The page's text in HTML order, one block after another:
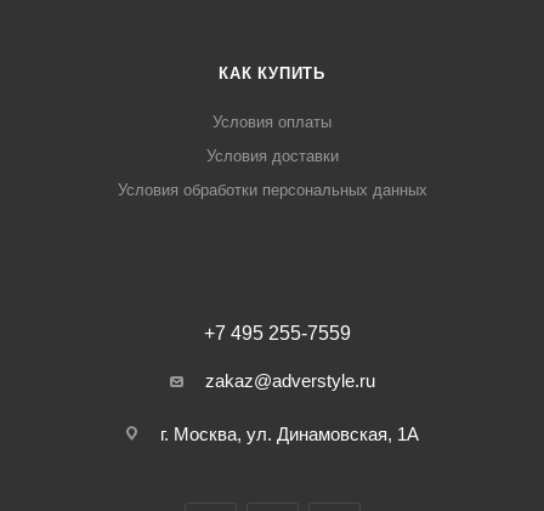
КАК КУПИТЬ
Условия оплаты
Условия доставки
Условия обработки персональных данных
+7 495 255-7559
zakaz@adverstyle.ru
г. Москва, ул. Динамовская, 1А